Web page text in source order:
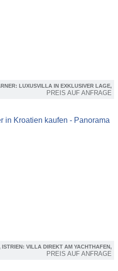
LUXUSVILLA IN EXKLUSIVER LAGE,
PREIS AUF ANFRAGE
ISTRIEN: VILLA DIREKT AM YACHTHAFEN,
PREIS AUF ANFRAGE